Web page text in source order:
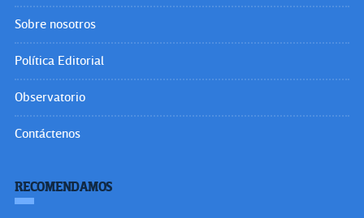
Sobre nosotros
Política Editorial
Observatorio
Contáctenos
RECOMENDAMOS